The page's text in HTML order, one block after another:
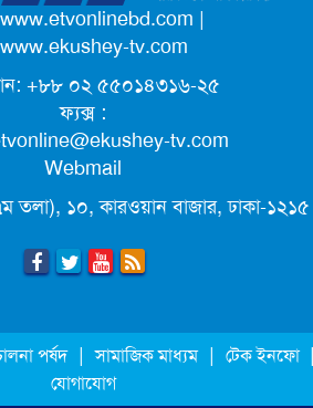
পদোন্নতি পেয়ে সচিব হলেন ২ কর্মকর্তা
এইডের মাধ্যমে সন্তান ফিরে পেল
সেই কিশোরী মা জুঁই
জেট ফুয়েলের দাম কমলো লিটারে ১৯ টাকা
মূল্যস্ফীতি কমে জুনে ৯ দশমিক ১৬ শতাংশ
গিয়ে না ফিরলে ৩ বছরের নিষেধাজ্ঞা,
নতুন নিয়ম সৌদির
www.etvonlinebd.com |
www.ekushey-tv.com
+৮৮ ০২ ৫৫০১৪৩১৬-২৫
ফ্যক্স :
tv.com
Webmail
তলা), ১০, কারওয়ান বাজার, ঢাকা-১২১৫
পর্ষদ | সামাজিক মাধ্যম | টেক ইনফো
যোগাযোগ